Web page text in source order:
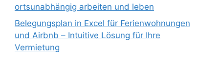
ortsunabhängig arbeiten und leben
Belegungsplan in Excel für Ferienwohnungen
und Airbnb – Intuitive Lösung für Ihre
Vermietung